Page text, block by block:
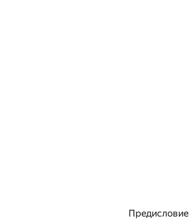
Предисловие